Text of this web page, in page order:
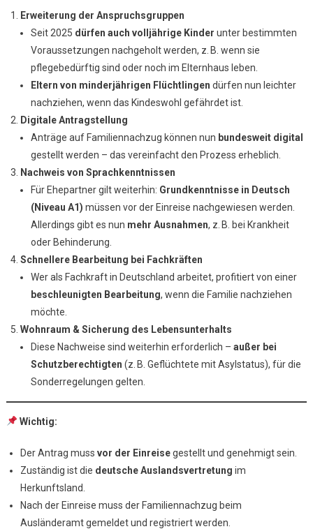
Erweiterung der Anspruchsgruppen
Seit 2025 dürfen auch volljährige Kinder unter bestimmten
Voraussetzungen nachgeholt werden, z. B. wenn sie
pflegebedürftig sind oder noch im Elternhaus leben.
Eltern von minderjährigen Flüchtlingen dürfen nun leichter
nachziehen, wenn das Kindeswohl gefährdet ist.
Digitale Antragstellung
Anträge auf Familiennachzug können nun bundesweit digital
gestellt werden – das vereinfacht den Prozess erheblich.
Nachweis von Sprachkenntnissen
Für Ehepartner gilt weiterhin: Grundkenntnisse in Deutsch
(Niveau A1) müssen vor der Einreise nachgewiesen werden.
Allerdings gibt es nun mehr Ausnahmen, z. B. bei Krankheit
oder Behinderung.
Schnellere Bearbeitung bei Fachkräften
Wer als Fachkraft in Deutschland arbeitet, profitiert von einer
beschleunigten Bearbeitung, wenn die Familie nachziehen
möchte.
Wohnraum & Sicherung des Lebensunterhalts
Diese Nachweise sind weiterhin erforderlich – außer bei
Schutzberechtigten (z. B. Geflüchtete mit Asylstatus), für die
Sonderregelungen gelten.
Wichtig:
Der Antrag muss vor der Einreisegestellt und genehmigt sein.
Zuständig ist die deutsche Auslandsvertretung im
Herkunftsland.
Nach der Einreise muss der Familiennachzug beim
Ausländeramt gemeldet und registriert werden.